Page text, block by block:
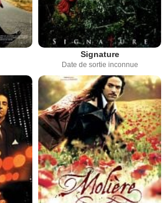
Signature
Date de sortie inconnue